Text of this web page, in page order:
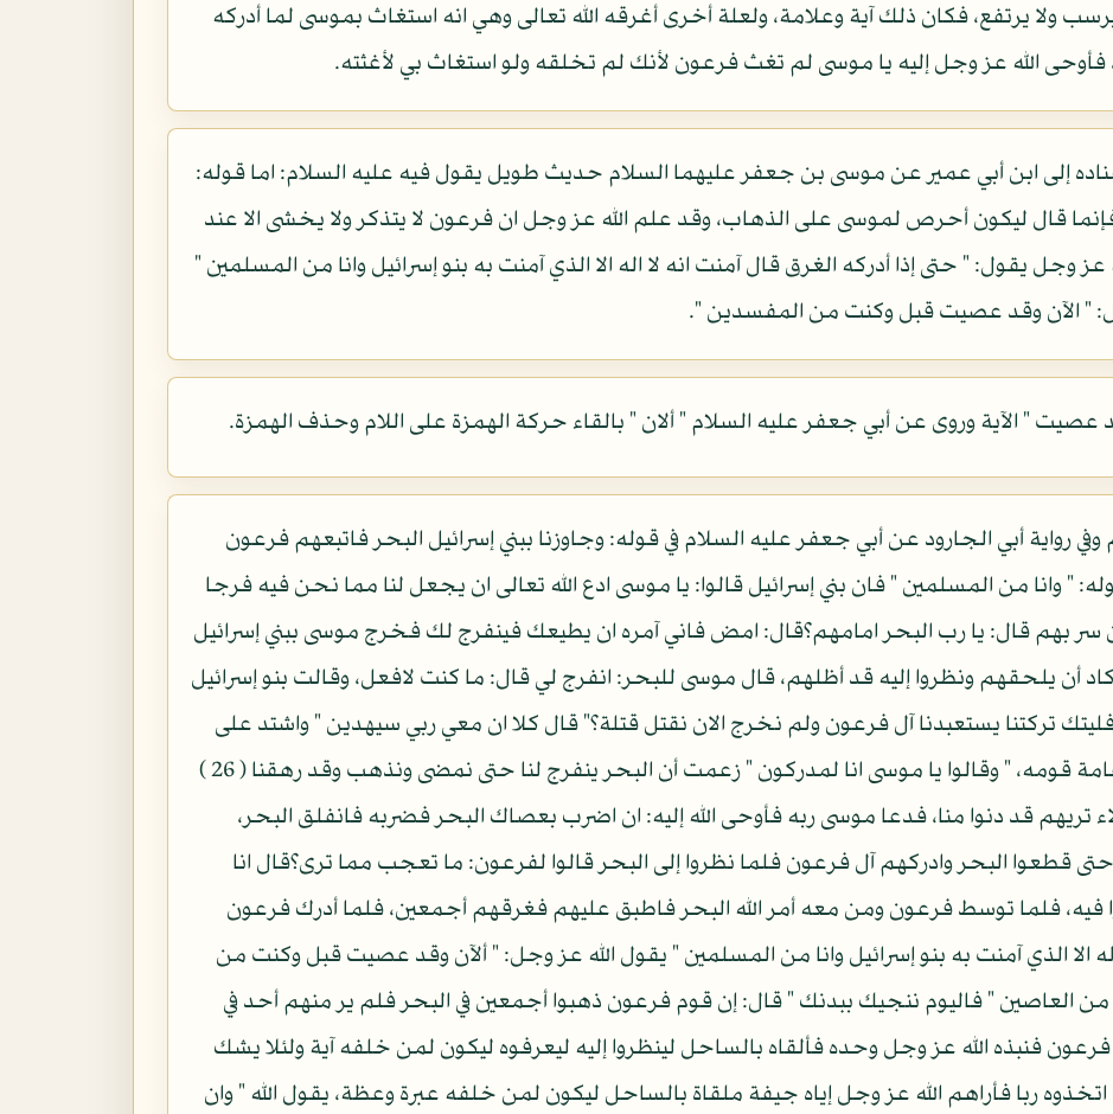
ولا يرتفع، فكان ذلك آية وعلامة، ولعلة أخرى أغرقه الله تعالى وهي انه استغاث بموسى لما أدركه
فأوحى الله عز وجل إليه يا موسى لم تغث فرعون لأنك لم تخلقه ولو استغاث بي لأغثته.
إلى ابن أبي عمير عن موسى بن جعفر عليهما السلام حديث طويل يقول فيه عليه السلام: اما قوله:
قال ليكون أحرص لموسى على الذهاب، وقد علم الله عز وجل ان فرعون لا يتذكر ولا يخشى الا عند
عز وجل يقول: " حتى إذا أدركه الغرق قال آمنت انه لا اله الا الذي آمنت به بنو إسرائيل وانا من المسلمين "
" الآن وقد عصيت قبل وكنت من المفسدين ".
عصيت " الآية وروى عن أبي جعفر عليه السلام " ألان " بالقاء حركة الهمزة على اللام وحذف الهمزة.
رواية أبي الجارود عن أبي جعفر عليه السلام في قوله: وجاوزنا ببني إسرائيل البحر فاتبعهم فرعون
" وانا من المسلمين " فان بني إسرائيل قالوا: يا موسى ادع الله تعالى ان يجعل لنا مما نحن فيه فرجا
سر بهم قال: يا رب البحر امامهم؟قال: امض فاني آمره ان يطيعك فينفرج لك فخرج موسى ببني إسرائيل
أن يلحقهم ونظروا إليه قد أظلهم، قال موسى للبحر: انفرج لي قال: ما كنت لافعل، وقالت بنو إسرائيل
تركتنا يستعبدنا آل فرعون ولم نخرج الان نقتل قتلة؟" قال كلا ان معي ربي سيهدين " واشتد على
موسى ما كان يصنع به عامة قومه، " وقالوا يا موسى انا لمدركون " زعمت أن البحر ينفرج لنا حتى نمضى ونذهب وقد رهقنا ( 26 )
قد دنوا منا، فدعا موسى ربه فأوحى الله إليه: ان اضرب بعصاك البحر فضربه فانفلق البحر،
البحر وادركهم آل فرعون فلما نظروا إلى البحر قالوا لفرعون: ما تعجب مما ترى؟قال انا
فلما توسط فرعون ومن معه أمر الله البحر فاطبق عليهم فغرقهم أجمعين، فلما أدرك فرعون
الا الذي آمنت به بنو إسرائيل وانا من المسلمين " يقول الله عز وجل: " ألآن وقد عصيت قبل وكنت من
العاصين " فاليوم ننجيك ببدنك " قال: إن قوم فرعون ذهبوا أجمعين في البحر فلم ير منهم أحد في
فرعون فنبذه الله عز وجل وحده فألقاه بالساحل لينظروا إليه ليعرفوه ليكون لمن خلفه آية ولئلا يشك
اتخذوه ربا فأراهم الله عز وجل إياه جيفة ملقاة بالساحل ليكون لمن خلفه عبرة وعظة، يقول الله " وان